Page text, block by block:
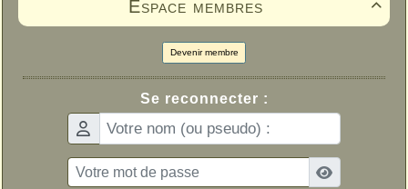

Espace membres
Devenir membre
Se reconnecter :